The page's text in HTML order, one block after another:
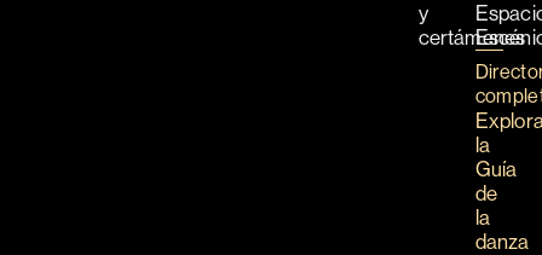
y
certámenes
la
Guía
de
la
danza